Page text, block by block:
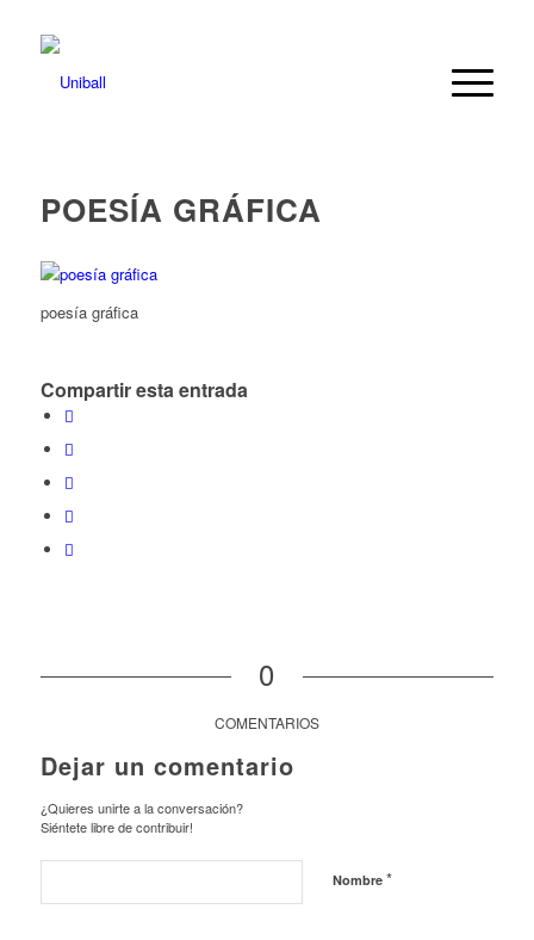
POESÍA GRÁFICA
poesía gráfica
Compartir esta entrada
0
COMENTARIOS
Dejar un comentario
¿Quieres unirte a la conversación?
Siéntete libre de contribuir!
Nombre *